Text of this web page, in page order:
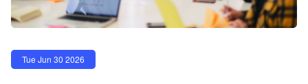
Tue Jun 30 2026